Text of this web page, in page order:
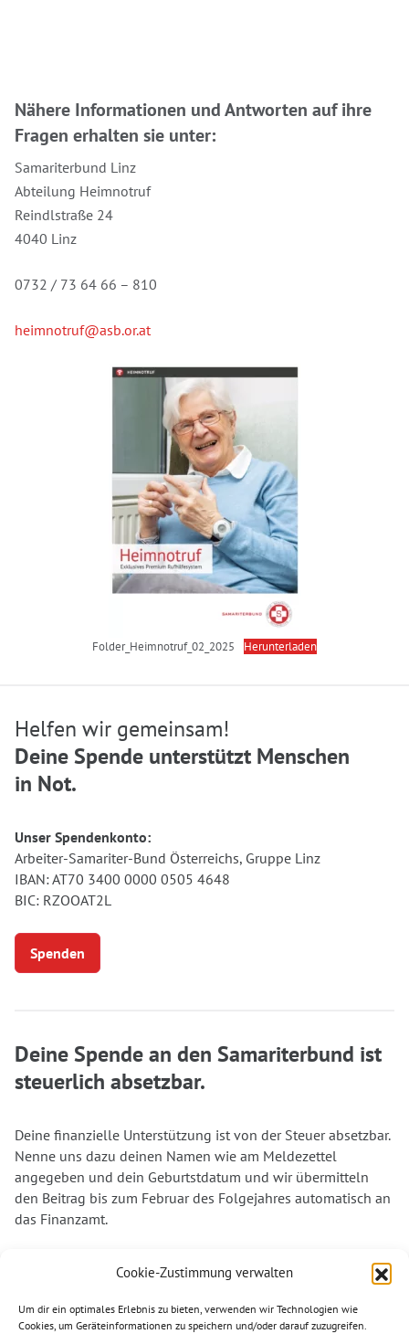
Cookie-Zustimmung verwalten
Um dir ein optimales Erlebnis zu bieten, verwenden wir Technologien wie
Cookies, um Geräteinformationen zu speichern und/oder darauf zuzugreifen.
Nähere Informationen und Antworten auf ihre
Fragen erhalten sie unter:
Samariterbund Linz
Abteilung Heimnotruf
Reindlstraße 24
4040 Linz
0732 / 73 64 66 – 810
heimnotruf@asb.or.at
Folder_Heimnotruf_02_2025 Herunterladen
Helfen wir gemeinsam!
Deine Spende unterstützt Menschen
in Not.
Unser Spendenkonto:
Arbeiter-Samariter-Bund Österreichs, Gruppe Linz
IBAN: AT70 3400 0000 0505 4648
BIC: RZOOAT2L
Spenden
Deine Spende an den Samariterbund ist
steuerlich absetzbar.
Deine finanzielle Unterstützung ist von der Steuer absetzbar.
Nenne uns dazu deinen Namen wie am Meldezettel
angegeben und dein Geburtstdatum und wir übermitteln
den Beitrag bis zum Februar des Folgejahres automatisch an
das Finanzamt.
vielen Bereichen aktiv werden und denjenigen helfen, die
Dank für deine Spende. Helfen wir gemeinsam.